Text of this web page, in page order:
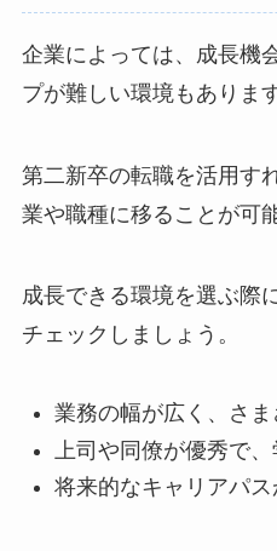
企業によっては、成長機
プが難しい環境もあります
第二新卒の転職を活用す
業や職種に移ることが可
成長できる環境を選ぶ際
チェックしましょう。
業務の幅が広く、さ
上司や同僚が優秀で
将来的なキャリアパ